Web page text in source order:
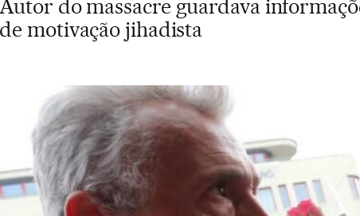
Autor do massacre guardava
de motivação jihadista